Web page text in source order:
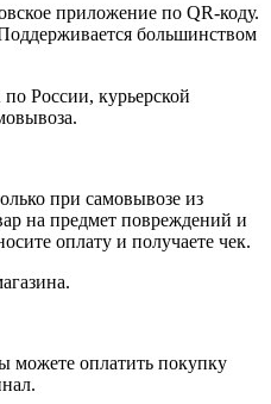
приложение по QR-коду.
большинством
России, курьерской
при самовывозе из
на предмет повреждений и
оплату и получаете чек.
можете оплатить покупку